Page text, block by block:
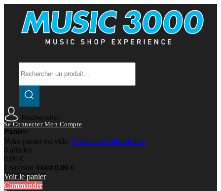
Rechercher
Se Connecter Mon Compte
Panier
Votre panier est vide. Commencer mes achats
0 articles
0,00 €
Livraison Total 0,00 €
Voir le panier
Commander